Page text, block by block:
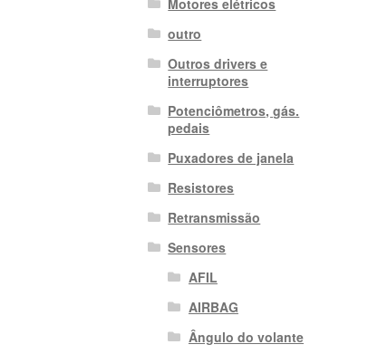
outro
Outros drivers e
interruptores
Potenciômetros, gás.
pedais
Puxadores de janela
Resistores
Retransmissão
Sensores
AFIL
AIRBAG
Ângulo do volante